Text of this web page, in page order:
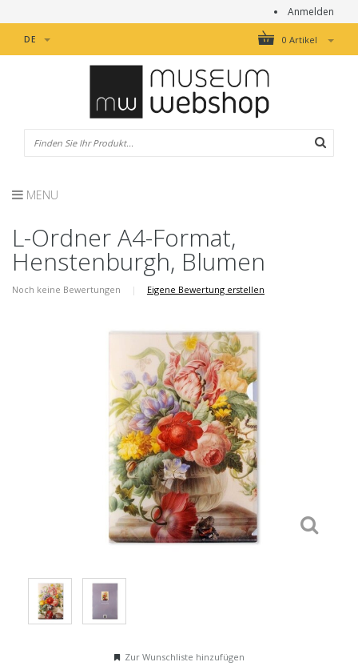
Anmelden
0 Artikel
DE
MENU
L-Ordner A4-Format,
Henstenburgh, Blumen
Noch keine Bewertungen | Eigene Bewertung erstellen
Zur Wunschliste hinzufügen